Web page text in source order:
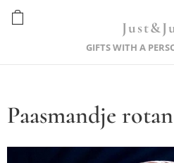
GIFTS WITH A
Paasmandje